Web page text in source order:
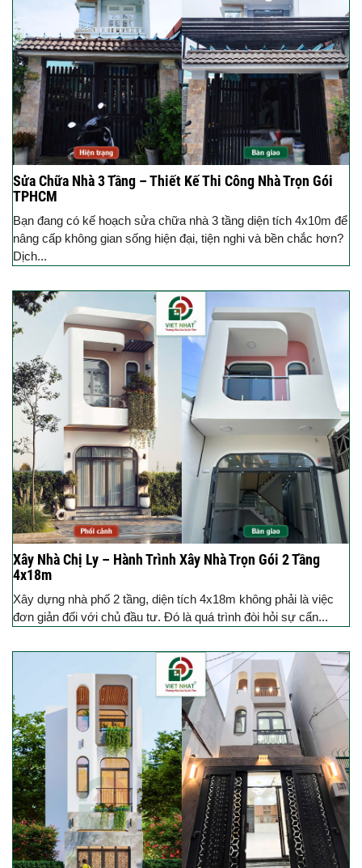
Sửa Chữa Nhà 3 Tầng – Thiết Kế Thi Công Nhà Trọn Gói
TPHCM
Bạn đang có kế hoạch sửa chữa nhà 3 tầng diện tích 4x10m để
nâng cấp không gian sống hiện đại, tiện nghi và bền chắc hơn?
Dịch...
Xây Nhà Chị Ly – Hành Trình Xây Nhà Trọn Gói 2 Tầng
4x18m
Xây dựng nhà phố 2 tầng, diện tích 4x18m không phải là việc
đơn giản đối với chủ đầu tư. Đó là quá trình đòi hỏi sự cẩn...